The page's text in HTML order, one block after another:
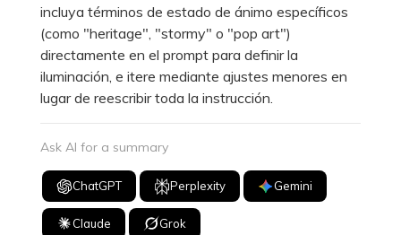
incluya términos de estado de ánimo específicos
(como "heritage", "stormy" o "pop art")
directamente en el prompt para definir la
iluminación, e itere mediante ajustes menores en
lugar de reescribir toda la instrucción.
Ask AI for a summary
ChatGPT Perplexity Gemini
Claude Grok